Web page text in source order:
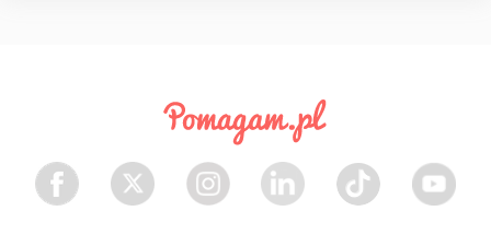
Facebook Twitter Instagram LinkedIn TikTok Youtube